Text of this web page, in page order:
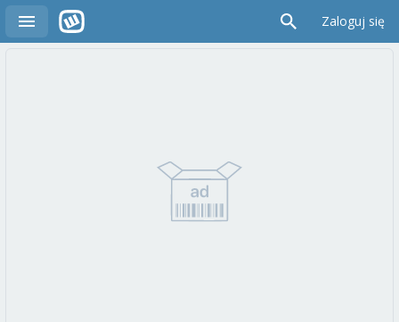
Zaloguj się